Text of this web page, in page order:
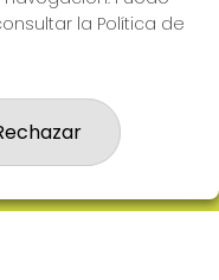
la Política de